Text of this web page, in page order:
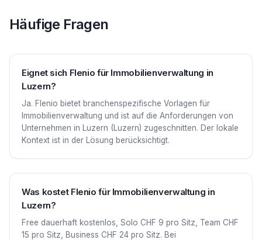
Häufige Fragen
Eignet sich Flenio für Immobilienverwaltung in
Luzern?
Ja. Flenio bietet branchenspezifische Vorlagen für
Immobilienverwaltung und ist auf die Anforderungen von
Unternehmen in Luzern (Luzern) zugeschnitten. Der lokale
Kontext ist in der Lösung berücksichtigt.
Was kostet Flenio für Immobilienverwaltung in
Luzern?
Free dauerhaft kostenlos, Solo CHF 9 pro Sitz, Team CHF
15 pro Sitz, Business CHF 24 pro Sitz. Bei